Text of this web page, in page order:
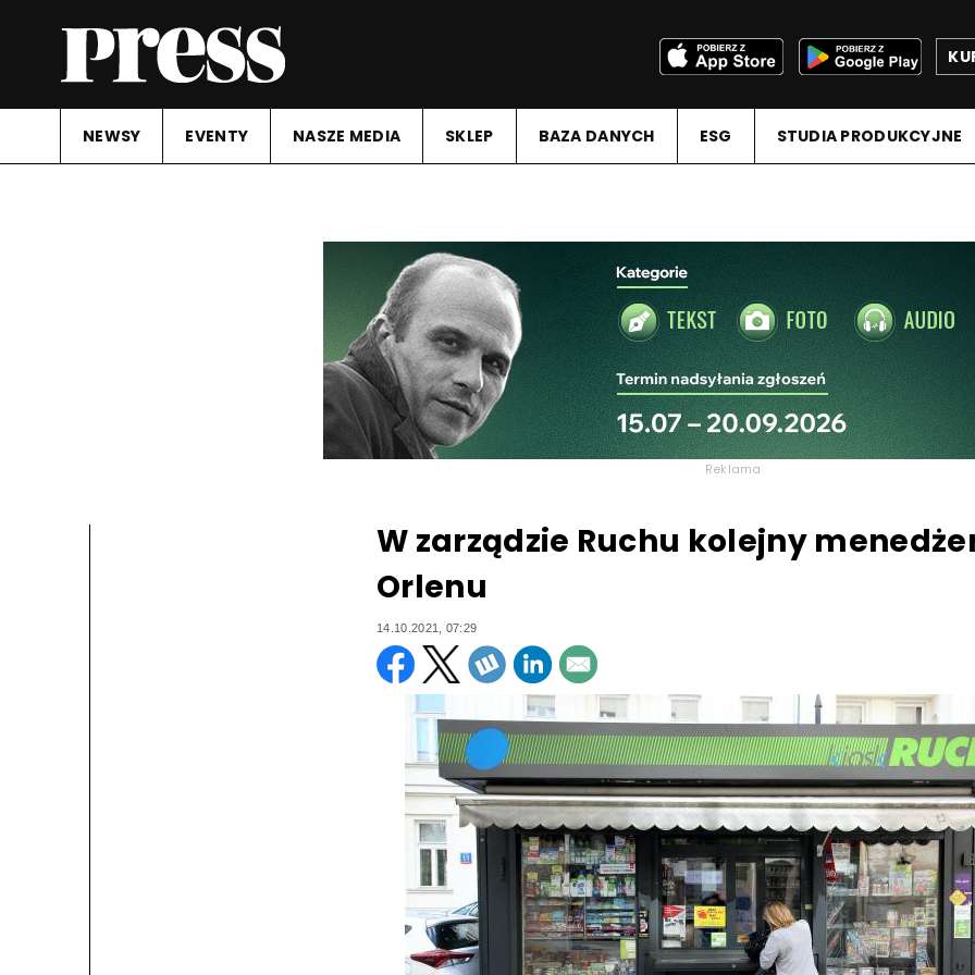
NEWSY EVENTY NASZE MEDIA SKLEP BAZA DANYCH ESG STUDIA PRODUKCYJNE
Reklama
W zarządzie Ruchu kolejny
Orlenu
14.10.2021, 07:29